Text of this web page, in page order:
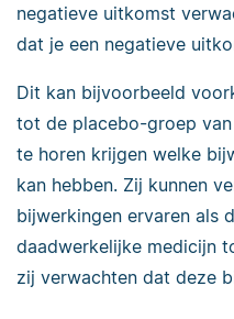
negatieve uitkomst
dat je een negatieve
Dit kan bijvoorbeeld
tot de placebo-groep
te horen krijgen welke
kan hebben. Zij kunnen
bijwerkingen ervaren als
daadwerkelijke medicijn
zij verwachten dat deze